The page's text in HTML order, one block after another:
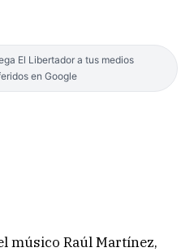
El Libertador a tus medios
en Google
músico Raúl Martínez,